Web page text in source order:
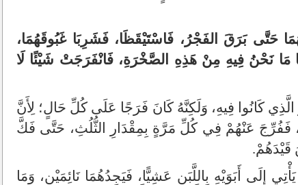
حَتَّى بَرَقَ الفَجْرُ، فَاسْتَيْقَظَا، فَشَرِبَا غَبُوقَهُمَا،
مَا نَحْنُ فِيهِ مِنْ هَذِهِ الصَّخْرَةِ، فَانْفَرَجَتْ شَيْئًا لَا
كَانُوا فِيهِ، وَلَكِنَّهُ كَانَ فَرَجًا عَلَى كُلِّ حَالٍ؛ لِأَنَّ
فَفُرِّجَ عَنْهُمْ فِي كُلِّ مَرَّةٍ بِمِقْدَارِ الثُّلُثِ، حَتَّى فَكَّ
قَيْدَهُمْ.
أَبَوَيْهِ بِاللَّبَنِ عَشِيًّا، فَيَجِدُهُمَا نَائِمَيْنِ، وَمَا